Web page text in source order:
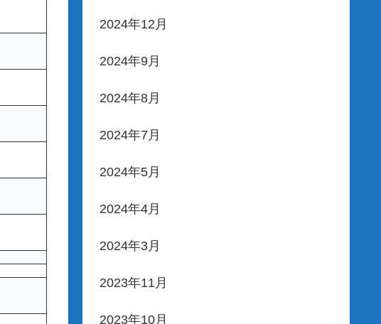
2024年12月
2024年9月
2024年8月
2024年7月
2024年5月
2024年4月
2024年3月
2023年11月
2023年10月